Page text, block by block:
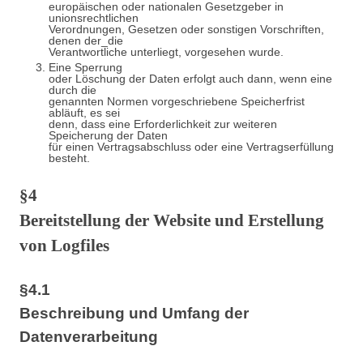
europäischen oder nationalen Gesetzgeber in
unionsrechtlichen
Verordnungen, Gesetzen oder sonstigen Vorschriften,
denen der_die
Verantwortliche unterliegt, vorgesehen wurde.
Eine Sperrung
oder Löschung der Daten erfolgt auch dann, wenn eine
durch die
genannten Normen vorgeschriebene Speicherfrist
abläuft, es sei
denn, dass eine Erforderlichkeit zur weiteren
Speicherung der Daten
für einen Vertragsabschluss oder eine Vertragserfüllung
besteht.
§4
Bereitstellung der Website und Erstellung
von Logfiles
§4.1
Beschreibung und Umfang der
Datenverarbeitung